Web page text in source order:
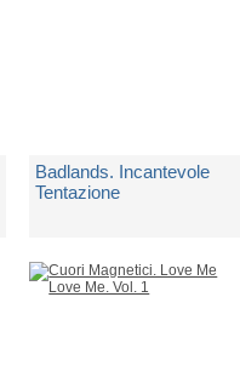
Badlands. Incantevole
Tentazione